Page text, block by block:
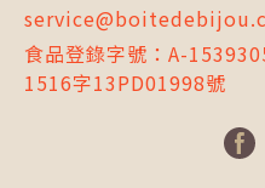
食品登錄字號：A-
1516字13PD01998號